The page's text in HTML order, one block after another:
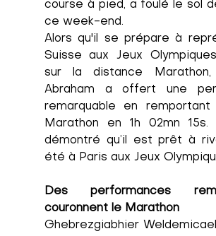
course à pied, a foulé le sol
ce week-end.
Alors qu'il se prépare à
Suisse aux Jeux
sur la distance Marathon,
Abraham a offert une
remarquable en
Marathon en
1h 02mn
démontré qu’il est prêt à
été à Paris aux Jeux
Des performances
couronnent le Marathon
Ghebrezgiabhier